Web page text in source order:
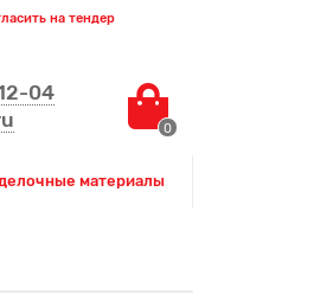
на тендер
04
0
материалы